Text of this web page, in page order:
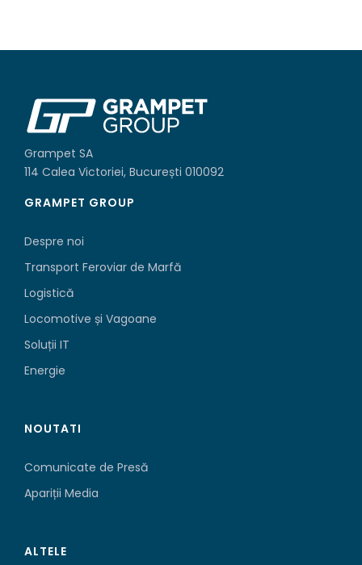
Grampet SA
114 Calea Victoriei, București 010092
GRAMPET GROUP
Despre noi
Transport Feroviar de Marfă
Logistică
Locomotive și Vagoane
Soluții IT
Energie
NOUTATI
Comunicate de Presă
Apariții Media
ALTELE